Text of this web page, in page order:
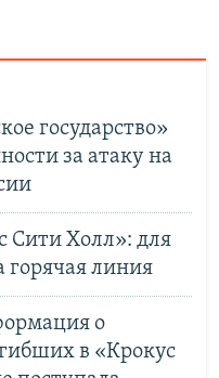
государство»
за атаку на
Сити Холл»: для
горячая линия
о
в «Крокус